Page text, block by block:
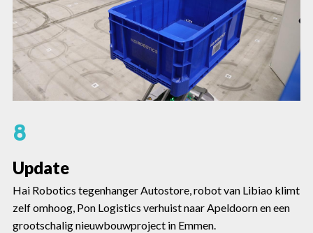
8
Update
Hai Robotics tegenhanger Autostore, robot van Libiao klimt
zelf omhoog, Pon Logistics verhuist naar Apeldoorn en een
grootschalig nieuwbouwproject in Emmen.